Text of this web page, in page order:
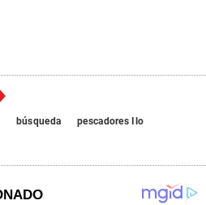
búsqueda
pescadores Ilo